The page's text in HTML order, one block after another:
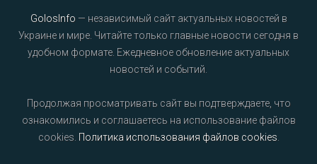
GolosInfo — независимый сайт актуальных новостей в
Украине и мире. Читайте только главные новости сегодня в
удобном формате. Ежедневное обновление актуальных
новостей и событий.
Продолжая просматривать сайт вы подтверждаете, что
ознакомились и соглашаетесь на использование файлов
cookies. Политика использования файлов cookies